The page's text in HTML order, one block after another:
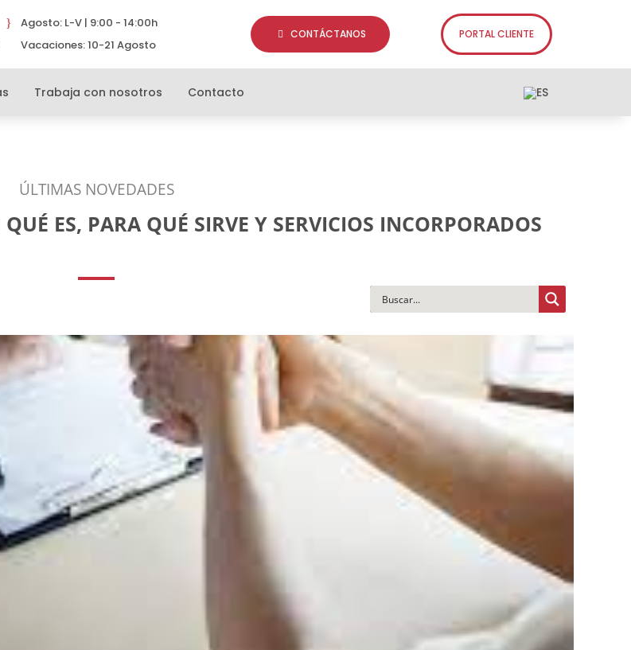
} Agosto: L-V | 9:00 - 14:00h
Vacaciones: 10-21 Agosto
CONTÁCTANOS PORTAL CLIENTE
Trabaja con nosotros Contacto
ÚLTIMAS NOVEDADES
ES, PARA QUÉ SIRVE Y SERVICIOS INCORPORADOS